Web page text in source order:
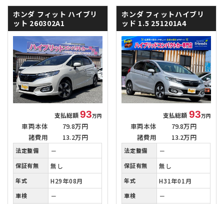
ホンダ フィット ハイブリ
ット 260302A1
支払総額93万円
車両本体
79.8万円
諸費用
13.2万円
法定整備 －
保証有無 無し
年式 H29年08月
車検 －
ホンダ フィットハイブリ
ッド 1.5 251201A4
支払総額 93万円
車両本体
79.8万円
諸費用
13.2万円
法定整備 －
保証有無 無し
年式 H31年01月
車検 －